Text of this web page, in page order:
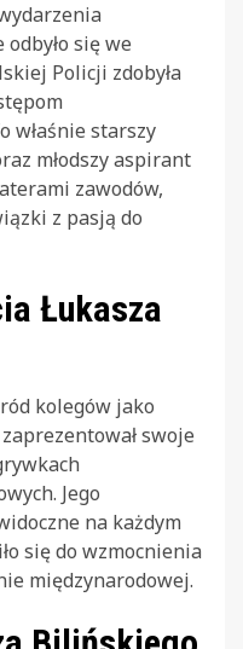
się we
Policji zdobyła
właśnie starszy
młodszy aspirant
zawodów,
z pasją do
Łukasza
kolegów jako
swoje
Jego
na każdym
się do wzmocnienia
międzynarodowej.